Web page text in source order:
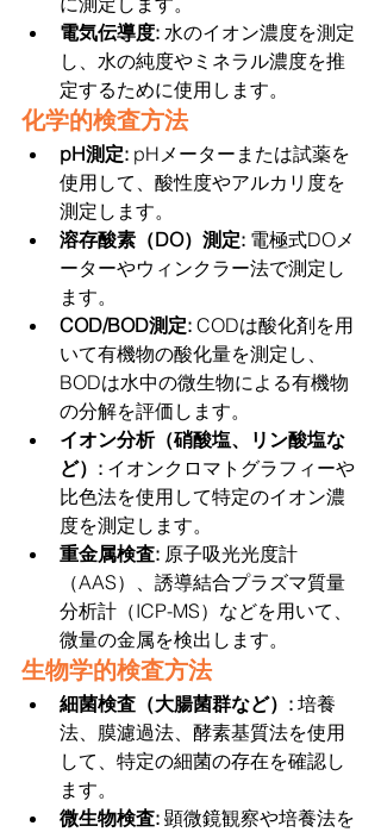
電気伝導度: 水のイオン濃度を測定
し、水の純度やミネラル濃度を推
定するために使用します。
化学的検査方法
pH測定: pHメーターまたは試薬を
使用して、酸性度やアルカリ度を
測定します。
溶存酸素（DO）測定: 電極式DOメ
ーターやウィンクラー法で測定し
ます。
COD/BOD測定: CODは酸化剤を用
いて有機物の酸化量を測定し、
BODは水中の微生物による有機物
の分解を評価します。
イオン分析（硝酸塩、リン酸塩な
ど）: イオンクロマトグラフィーや
比色法を使用して特定のイオン濃
度を測定します。
重金属検査: 原子吸光光度計
（AAS）、誘導結合プラズマ質量
分析計（ICP-MS）などを用いて、
微量の金属を検出します。
生物学的検査方法
細菌検査（大腸菌群など）: 培養
法、膜濾過法、酵素基質法を使用
して、特定の細菌の存在を確認し
ます。
微生物検査: 顕微鏡観察や培養法を